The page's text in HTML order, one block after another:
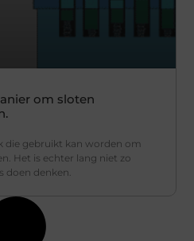
om sloten
die gebruikt kan worden om
Het is echter lang niet zo
doen denken.